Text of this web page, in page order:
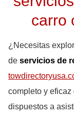
carro
¿Necesitas
de servicios de
completo y eficaz
dispuestos a